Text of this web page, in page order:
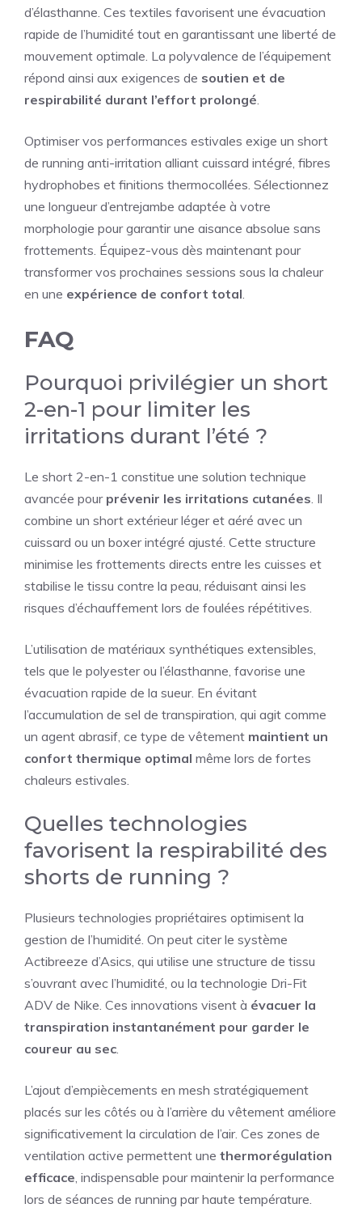
d’élasthanne. Ces textiles favorisent une évacuation
rapide de l’humidité tout en garantissant une liberté de
mouvement optimale. La polyvalence de l’équipement
répond ainsi aux exigences de soutien et de
respirabilité durant l’effort prolongé.
Optimiser vos performances estivales exige un short
de running anti-irritation alliant cuissard intégré, fibres
hydrophobes et finitions thermocollées. Sélectionnez
une longueur d’entrejambe adaptée à votre
morphologie pour garantir une aisance absolue sans
frottements. Équipez-vous dès maintenant pour
transformer vos prochaines sessions sous la chaleur
en une expérience de confort total.
FAQ
Pourquoi privilégier un short
2-en-1 pour limiter les
irritations durant l’été ?
Le short 2-en-1 constitue une solution technique
avancée pour prévenir les irritations cutanées. Il
combine un short extérieur léger et aéré avec un
cuissard ou un boxer intégré ajusté. Cette structure
minimise les frottements directs entre les cuisses et
stabilise le tissu contre la peau, réduisant ainsi les
risques d’échauffement lors de foulées répétitives.
L’utilisation de matériaux synthétiques extensibles,
tels que le polyester ou l’élasthanne, favorise une
évacuation rapide de la sueur. En évitant
l’accumulation de sel de transpiration, qui agit comme
un agent abrasif, ce type de vêtement maintient un
confort thermique optimal même lors de fortes
chaleurs estivales.
Quelles technologies
favorisent la respirabilité des
shorts de running ?
Plusieurs technologies propriétaires optimisent la
gestion de l’humidité. On peut citer le système
Actibreeze d’Asics, qui utilise une structure de tissu
s’ouvrant avec l’humidité, ou la technologie Dri-Fit
ADV de Nike. Ces innovations visent à évacuer la
transpiration instantanément pour garder le
coureur au sec.
L’ajout d’empiècements en mesh stratégiquement
placés sur les côtés ou à l’arrière du vêtement améliore
significativement la circulation de l’air. Ces zones de
ventilation active permettent une thermorégulation
efficace, indispensable pour maintenir la performance
lors de séances de running par haute température.